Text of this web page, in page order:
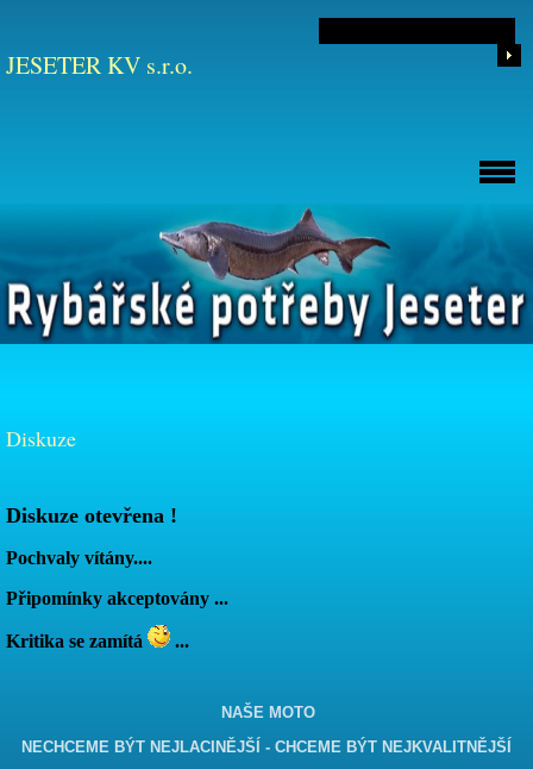
JESETER KV s.r.o.
Diskuze
Diskuze otevřena !
Pochvaly vítány....
Připomínky akceptovány ...
Kritika se zamítá ...
NAŠE MOTO
NECHCEME BÝT NEJLACINĚJŠÍ - CHCEME BÝT NEJKVALITNĚJŠÍ